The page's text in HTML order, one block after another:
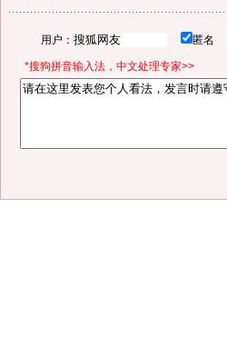
用户： 匿名
*搜狗拼音输入法，中文处理专家>>